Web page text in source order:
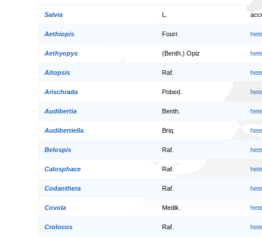
Salvia
Aethiopis Fourr.
Aethyopys (Benth.) Opiz
Aitopsis Raf.
Arischrada Pobed.
Audibertia Benth.
Audibertiella Briq.
Belospis Raf.
Calosphace Raf.
Codanthera Raf.
Covola Medik.
Crolocos Raf.